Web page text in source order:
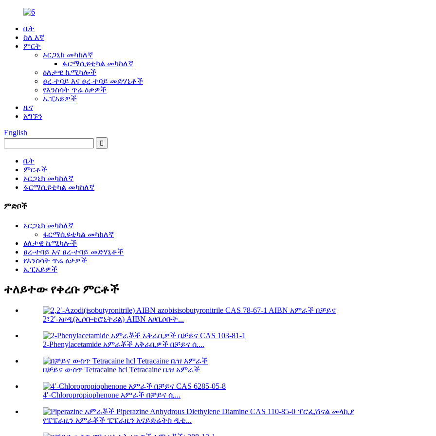
ቤት
ስለ እኛ
ምርት
ኦርጋኒክ መካከለኛ
ፋርማሲዩቲካል መካከለኛ
ዕለታዊ ኬሚካሎች
ፀረ-ተባይ እና ፀረ-ተባይ መድሃኒቶች
የእንስሳት ጥሬ ዕቃዎች
ኤፒአይዎች
ዜና
አግኙን
English
ቤት
ምርቶች
ኦርጋኒክ መካከለኛ
ፋርማሲዩቲካል መካከለኛ
ምድቦች
ኦርጋኒክ መካከለኛ
ፋርማሲዩቲካል መካከለኛ
ዕለታዊ ኬሚካሎች
ፀረ-ተባይ እና ፀረ-ተባይ መድሃኒቶች
የእንስሳት ጥሬ ዕቃዎች
ኤፒአይዎች
ተለይተው የቀረቡ ምርቶች
2፣2′-አዞዲ(ኢሶቡቲሮኒትሪል) AIBN አዞቢሶቡት...
2-Phenylacetamide አምራቾች አቅራቢዎች በቻይና ሲ...
በቻይና ውስጥ Tetracaine hcl Tetracaine ቤዝ አምራች
4′-Chloropropiophenone አምራች በቻይና ሲ...
የፔፔራዚን አምራቾች ፒፔራዚን አናይድሬትስ ዲቲ...